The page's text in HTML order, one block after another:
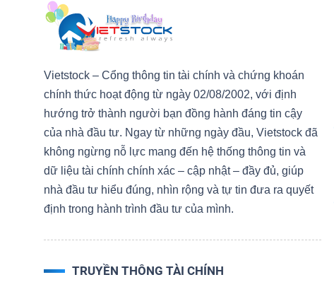
Vietstock – Cổng thông tin tài chính và chứng khoán
chính thức hoạt động từ ngày 02/08/2002, với định
hướng trở thành người bạn đồng hành đáng tin cậy
của nhà đầu tư. Ngay từ những ngày đầu, Vietstock đã
không ngừng nỗ lực mang đến hệ thống thông tin và
dữ liệu tài chính chính xác – cập nhật – đầy đủ, giúp
nhà đầu tư hiểu đúng, nhìn rộng và tự tin đưa ra quyết
định trong hành trình đầu tư của mình.
TRUYỀN THÔNG TÀI CHÍNH
DOANH
NGHIỆP
BẤT
ĐỘNG